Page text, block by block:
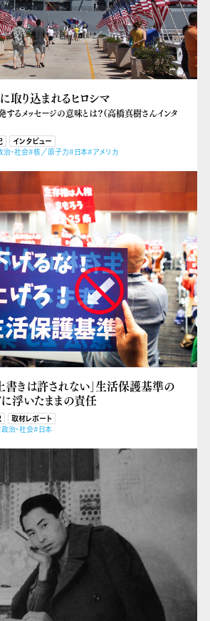
取り込まれるヒロシマ
るメッセージの意味とは？（高橋真樹さんインタ
インタビュー
・社会#核／原子力#日本#アメリカ
書きは許されない」生活保護基準の
浮いたままの責任
取材レポート
治・社会#日本